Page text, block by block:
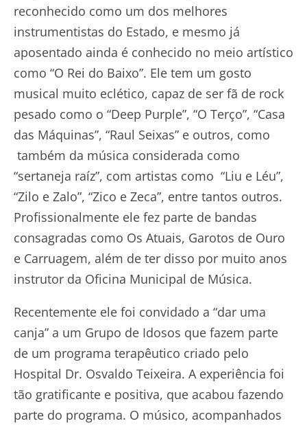
reconhecido como um dos melhores
instrumentistas do Estado, e mesmo já
aposentado ainda é conhecido no meio artístico
como “O Rei do Baixo”. Ele tem um gosto
musical muito eclético, capaz de ser fã de rock
pesado como o “Deep Purple”, “O Terço”, “Casa
das Máquinas”, “Raul Seixas” e outros, como
também da música considerada como
“sertaneja raíz”, com artistas como “Liu e Léu”,
“Zilo e Zalo”, “Zico e Zeca”, entre tantos outros.
Profissionalmente ele fez parte de bandas
consagradas como Os Atuais, Garotos de Ouro
e Carruagem, além de ter disso por muito anos
instrutor da Oficina Municipal de Música.
Recentemente ele foi convidado a “dar uma
canja” a um Grupo de Idosos que fazem parte
de um programa terapêutico criado pelo
Hospital Dr. Osvaldo Teixeira. A experiência foi
tão gratificante e positiva, que acabou fazendo
parte do programa. O músico, acompanhados